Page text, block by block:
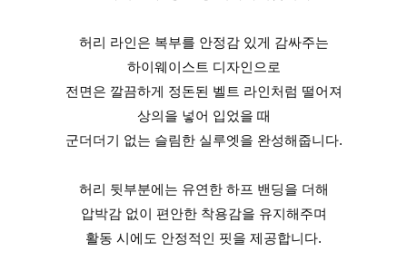
허리 라인은 복부를 안정감 있게 감싸주는
하이웨이스트 디자인으로
전면은 깔끔하게 정돈된 벨트 라인처럼 떨어져
상의을 넣어 입었을 때
군더더기 없는 슬림한 실루엣을 완성해줍니다.
허리 뒷부분에는 유연한 하프 밴딩을 더해
압박감 없이 편안한 착용감을 유지해주며
활동 시에도 안정적인 핏을 제공합니다.